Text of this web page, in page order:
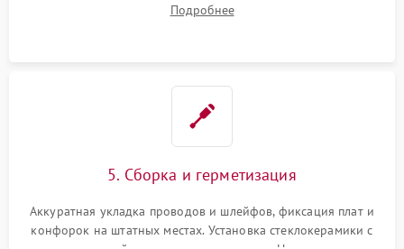
дорожек. Очистка контактов и замена поврежденной
Подробнее
5. Сборка и герметизация
Аккуратная укладка проводов и шлейфов, фиксация плат и
конфорок на штатных местах. Установка стеклокерамики с